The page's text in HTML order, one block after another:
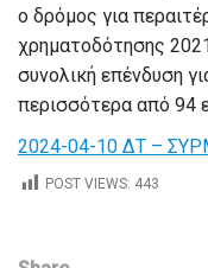
ο δρόμος για
χρηματοδότησης
συνολική επένδυση
περισσότερα από 94
2024-04-10 ΔΤ –
POST VIEWS: 443